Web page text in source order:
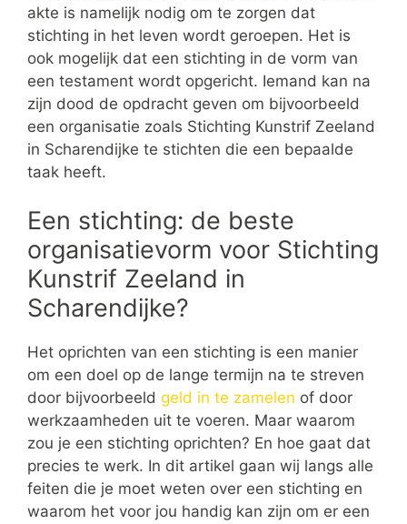
akte is namelijk nodig om te zorgen dat
stichting in het leven wordt geroepen. Het is
ook mogelijk dat een stichting in de vorm van
een testament wordt opgericht. Iemand kan na
zijn dood de opdracht geven om bijvoorbeeld
een organisatie zoals Stichting Kunstrif Zeeland
in Scharendijke te stichten die een bepaalde
taak heeft.
Een stichting: de beste
organisatievorm voor Stichting
Kunstrif Zeeland in
Scharendijke?
Het oprichten van een stichting is een manier
om een doel op de lange termijn na te streven
door bijvoorbeeld geld in te zamelen of door
werkzaamheden uit te voeren. Maar waarom
zou je een stichting oprichten? En hoe gaat dat
precies te werk. In dit artikel gaan wij langs alle
feiten die je moet weten over een stichting en
waarom het voor jou handig kan zijn om er een